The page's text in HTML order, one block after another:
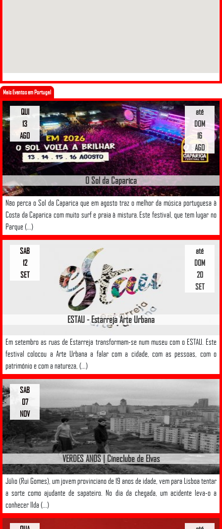
Mais Eventos em Portugal
O Sol da Caparica
Não perca o Sol da Caparica que em agosto traz o melhor da música portuguesa à
Costa da Caparica com muito surf e praia à mistura. Este festival, que tem lugar no
Parque (...)
até
DOM
16
AGO
QUI
13
AGO
ESTAU - Estarreja Arte Urbana
Em setembro as ruas de Estarreja transformam-se num museu com o ESTAU. Este
festival colocou a Arte Urbana a falar com a cidade, com as pessoas, com o
património e com a natureza, (...)
até
DOM
20
SET
SAB
12
SET
VERDES ANOS | Cineclube de Elvas
Júlio (Rui Gomes), um jovem provinciano de 19 anos de idade, vem para Lisboa tentar
a sorte como ajudante de sapateiro. No dia da chegada, um acidente leva-o a
conhecer Ilda (...)
SAB
07
NOV